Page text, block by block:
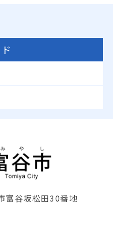
富谷坂松田30番地